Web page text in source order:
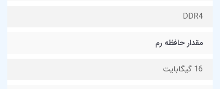
DDR4
مقدار حافظه رم
16 گیگابایت